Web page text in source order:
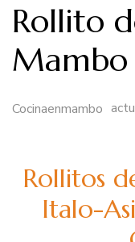
Rollito
Mambo
Cocinaenmambo
Rollitos
Italo-